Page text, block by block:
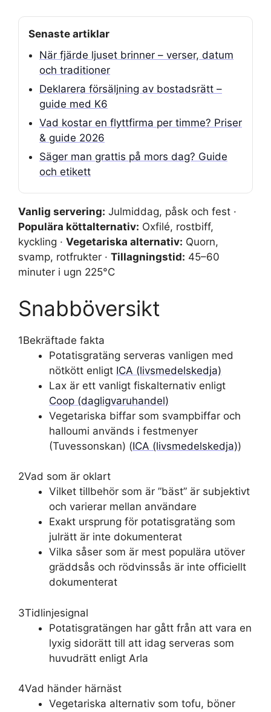
Senaste artiklar
När fjärde ljuset brinner – verser, datum
och traditioner
Deklarera försäljning av bostadsrätt –
guide med K6
Vad kostar en flyttfirma per timme? Priser
& guide 2026
Säger man grattis på mors dag? Guide
och etikett
Vanlig servering: Julmiddag, påsk och fest ·
Populära köttalternativ: Oxfilé, rostbiff,
kyckling · Vegetariska alternativ: Quorn,
svamp, rotfrukter · Tillagningstid: 45–60
minuter i ugn 225°C
Snabböversikt
1Bekräftade fakta
Potatisgratäng serveras vanligen med
nötkött enligt ICA (livsmedelskedja)
Lax är ett vanligt fiskalternativ enligt
Coop (dagligvaruhandel)
Vegetariska biffar som svampbiffar och
halloumi används i festmenyer
(Tuvessonskan) (ICA (livsmedelskedja))
2Vad som är oklart
Vilket tillbehör som är ”bäst” är subjektivt
och varierar mellan användare
Exakt ursprung för potatisgratäng som
julrätt är inte dokumenterat
Vilka såser som är mest populära utöver
gräddsås och rödvinssås är inte officiellt
dokumenterat
3Tidlinjesignal
Potatisgratängen har gått från att vara en
lyxig sidorätt till att idag serveras som
huvudrätt enligt Arla
4Vad händer härnäst
Vegetariska alternativ som tofu, böner